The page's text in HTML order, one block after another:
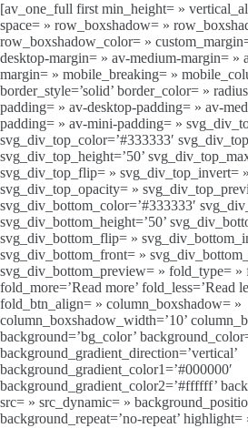
[av_one_full first min_height= »
space= » row_boxshadow= »
row_boxshadow_color= »
desktop-margin= » av-medium-margin= »
margin= » mobile_breaking= »
border_style=’solid’ border_color= »
padding= » av-desktop-padding= » av-
padding= » av-mini-padding= »
svg_div_top_color=’#333333′
svg_div_top_height=’50’
svg_div_top_flip= » svg_div_top_invert=
svg_div_top_opacity= »
svg_div_bottom_color=’#333333′
svg_div_bottom_height=’50’
svg_div_bottom_flip= »
svg_div_bottom_front= »
svg_div_bottom_preview= » fold_type= »
fold_more=’Read more’ fold_less=’Read
fold_btn_align= » column_boxshadow= »
column_boxshadow_width=’10’
background=’bg_color’
background_gradient_direction=’vertical’
background_gradient_color1=’#000000′
background_gradient_color2=’#ffffff’
src= » src_dynamic= »
background_repeat=’no-repeat’